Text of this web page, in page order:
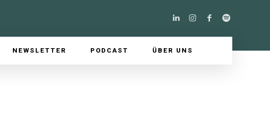
NEWSLETTER PODCAST ÜBER UNS